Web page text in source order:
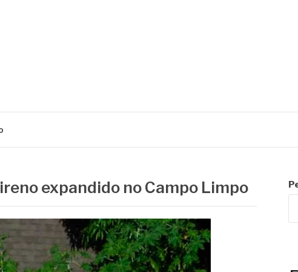
expandido no Campo Limpo